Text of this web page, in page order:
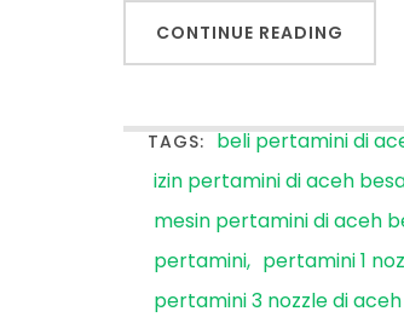
CONTINUE READING
TAGS: beli pertamini di
izin pertamini di aceh
mesin pertamini di aceh
pertamini
pertamini 1
pertamini 3 nozzle di